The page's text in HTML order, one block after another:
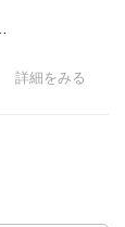
詳細をみる